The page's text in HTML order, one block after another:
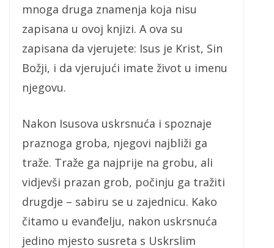
mnoga druga znamenja koja nisu
zapisana u ovoj knjizi. A ova su
zapisana da vjerujete: Isus je Krist, Sin
Božji, i da vjerujući imate život u imenu
njegovu.
Nakon Isusova uskrsnuća i spoznaje
praznoga groba, njegovi najbliži ga
traže. Traže ga najprije na grobu, ali
vidjevši prazan grob, počinju ga tražiti
drugdje – sabiru se u zajednicu. Kako
čitamo u evanđelju, nakon uskrsnuća
jedino mjesto susreta s Uskrslim